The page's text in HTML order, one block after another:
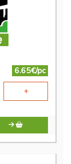
6.65€/pc
+